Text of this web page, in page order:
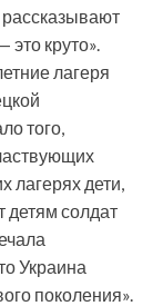
рассказывают
это круто».
лагеря
того,
лагерях дети,
детям солдат
Украина
поколения».